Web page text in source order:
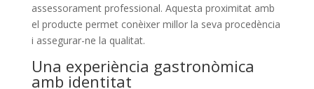
assessorament professional. Aquesta proximitat amb
el producte permet conèixer millor la seva procedència
i assegurar-ne la qualitat.
​Una experiència gastronòmica
amb identitat